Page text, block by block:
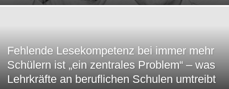
Fehlende Lesekompetenz bei immer mehr
Schülern ist „ein zentrales Problem“ – was
Lehrkräfte an beruflichen Schulen umtreibt